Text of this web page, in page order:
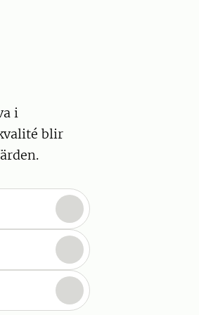
i
blir